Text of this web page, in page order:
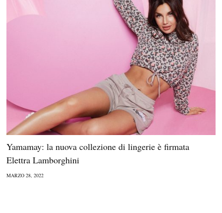
Yamamay: la nuova collezione di lingerie è firmata
Elettra Lamborghini
MARZO 28, 2022